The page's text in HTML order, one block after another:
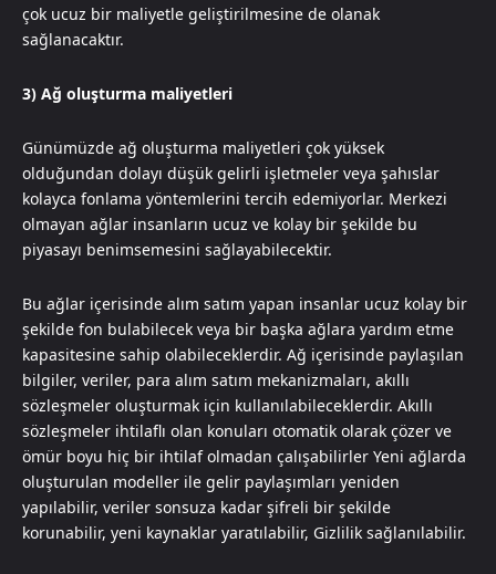
çok ucuz bir maliyetle geliştirilmesine de olanak
sağlanacaktır.
3) Ağ oluşturma maliyetleri
Günümüzde ağ oluşturma maliyetleri çok yüksek
olduğundan dolayı düşük gelirli işletmeler veya şahıslar
kolayca fonlama yöntemlerini tercih edemiyorlar. Merkezi
olmayan ağlar insanların ucuz ve kolay bir şekilde bu
piyasayı benimsemesini sağlayabilecektir.
Bu ağlar içerisinde alım satım yapan insanlar ucuz kolay bir
şekilde fon bulabilecek veya bir başka ağlara yardım etme
kapasitesine sahip olabileceklerdir. Ağ içerisinde paylaşılan
bilgiler, veriler, para alım satım mekanizmaları, akıllı
sözleşmeler oluşturmak için kullanılabileceklerdir. Akıllı
sözleşmeler ihtilaflı olan konuları otomatik olarak çözer ve
ömür boyu hiç bir ihtilaf olmadan çalışabilirler Yeni ağlarda
oluşturulan modeller ile gelir paylaşımları yeniden
yapılabilir, veriler sonsuza kadar şifreli bir şekilde
korunabilir, yeni kaynaklar yaratılabilir, Gizlilik sağlanılabilir.